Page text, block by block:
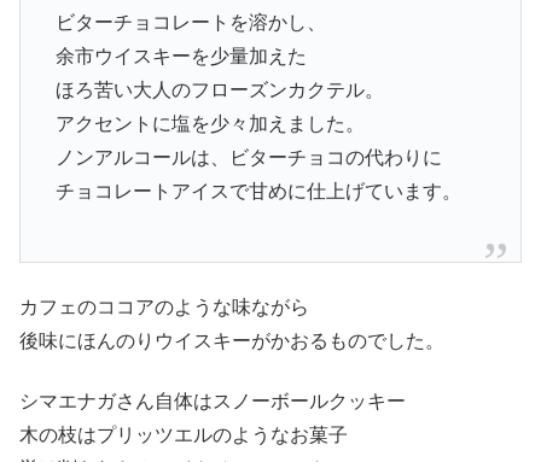
ビターチョコレートを溶かし、
余市ウイスキーを少量加えた
ほろ苦い大人のフローズンカクテル。
アクセントに塩を少々加えました。
ノンアルコールは、ビターチョコの代わりに
チョコレートアイスで甘めに仕上げています。
カフェのココアのような味ながら
後味にほんのりウイスキーがかおるものでした。
シマエナガさん自体はスノーボールクッキー
木の枝はプリッツエルのようなお菓子